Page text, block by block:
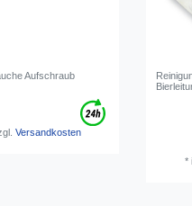
Aufschraub
Versandkosten
*